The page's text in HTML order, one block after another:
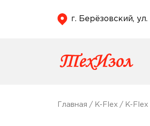
г. Берёзовский, ул.
Главная / K-Flex / K-Flex